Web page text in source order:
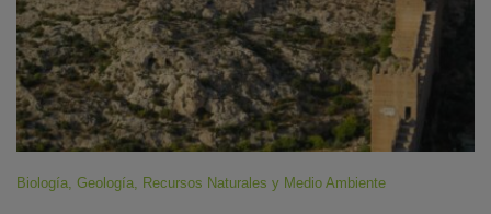
Biología Geología Recursos Naturales y Medio Ambiente